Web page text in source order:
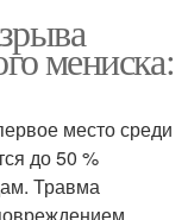
мениска:
место среди
до 50 %
Травма